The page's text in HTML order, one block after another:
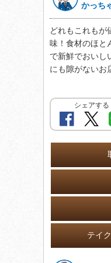
かっち
どれもこれもが
味！食材のほと
で新鮮でおいし
にも隙がないお
シェアする
テイ